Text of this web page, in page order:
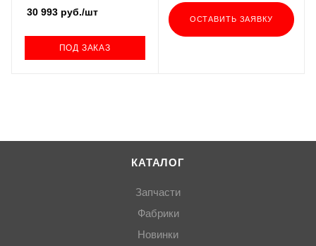
30 993 руб./шт
ПОД ЗАКАЗ
ОСТАВИТЬ ЗАЯВКУ
КАТАЛОГ
Запчасти
Фабрики
Новинки